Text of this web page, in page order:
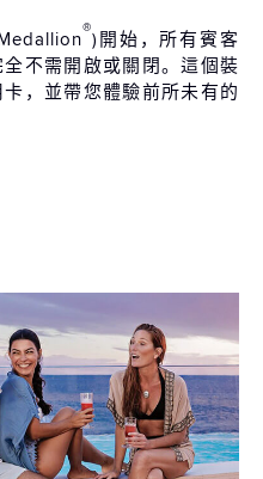
®)開始，所有賓客
不需開啟或關閉。這個裝
，並帶您體驗前所未有的